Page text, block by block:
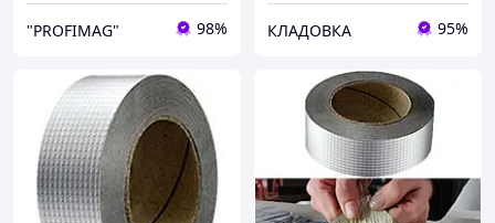
"PROFIMAG" 98% КЛАДОВКА 95%